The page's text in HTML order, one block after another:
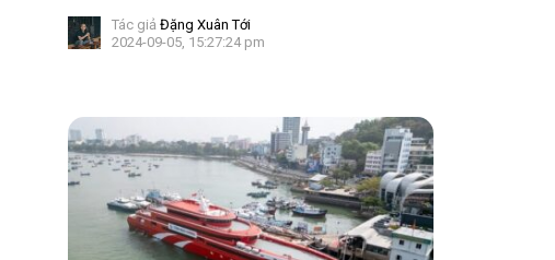
Tác giả Đặng Xuân Tới
2024-09-05, 15:27:24 pm